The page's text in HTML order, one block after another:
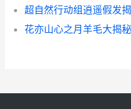
花亦山心之月羊毛大揭